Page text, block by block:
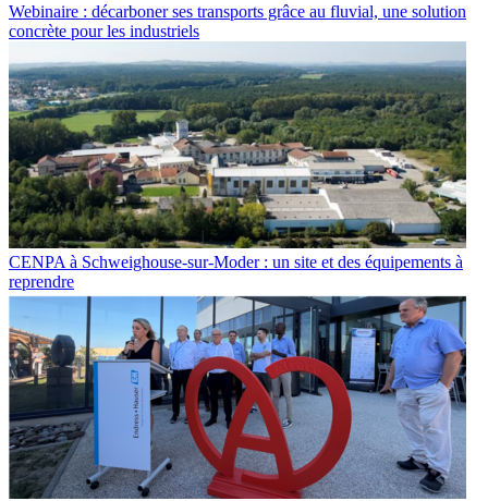
Webinaire : décarboner ses transports grâce au fluvial, une solution
concrète pour les industriels
CENPA à Schweighouse-sur-Moder : un site et des équipements à
reprendre